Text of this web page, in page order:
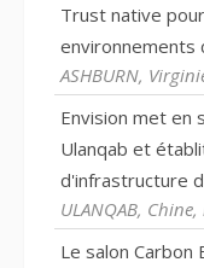
Trust native
environnements
ASHBURN,
Envision met en
Ulanqab et
d'infrastructure
ULANQAB,
Le salon Carbon